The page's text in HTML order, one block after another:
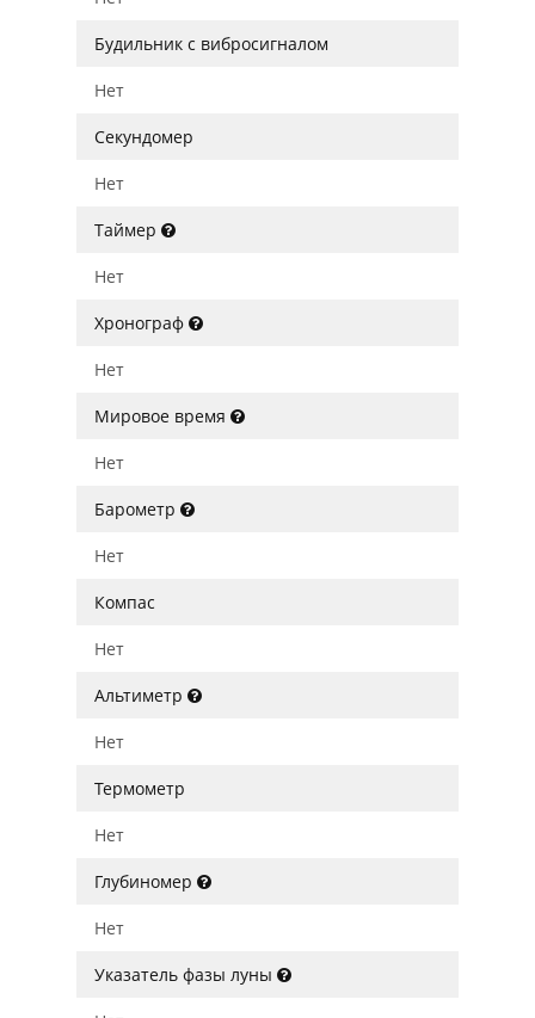
Будильник с вибросигналом
Нет
Секундомер
Нет
Таймер
Нет
Хронограф
Нет
Мировое время
Нет
Барометр
Нет
Компас
Нет
Альтиметр
Нет
Термометр
Нет
Глубиномер
Нет
Указатель фазы луны